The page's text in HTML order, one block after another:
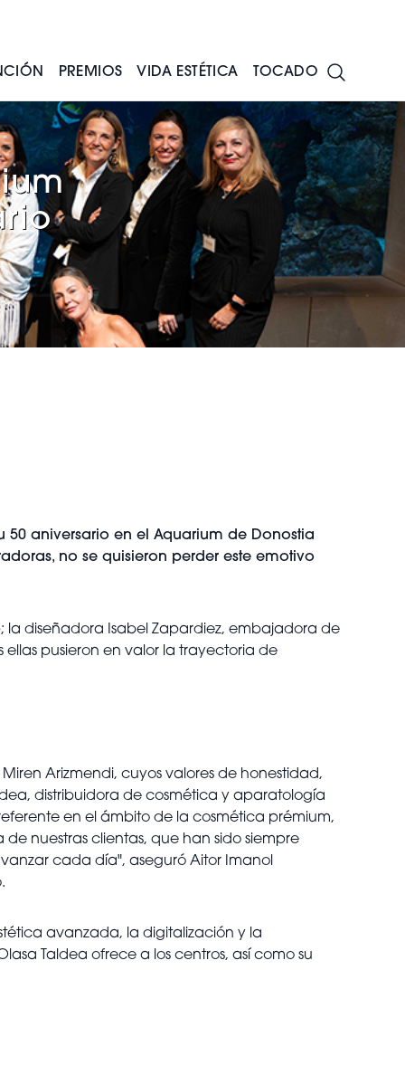
PREMIOS VIDA ESTÉTICA TOCADO
aniversario en el Aquarium de Donostia
no se quisieron perder este emotivo
la diseñadora Isabel Zapardiez, embajadora de
pusieron en valor la trayectoria de
Arizmendi, cuyos valores de honestidad,
distribuidora de cosmética y aparatología
en el ámbito de la cosmética prémium,
nuestras clientas, que han sido siempre
cada día", aseguró Aitor Imanol
avanzada, la digitalización y la
Taldea ofrece a los centros, así como su